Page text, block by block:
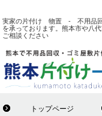
実家の片付け 物置 - 不用品回
を承っております。熊本市や八
ご相談ください
トップページ